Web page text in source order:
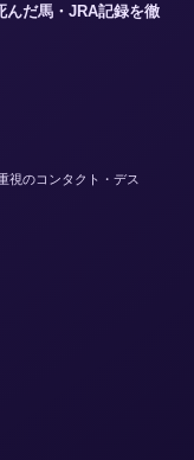
んだ馬・JRA記録を徹
視のコンタクト・デス